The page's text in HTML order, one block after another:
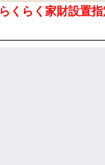
らくらく家財設置